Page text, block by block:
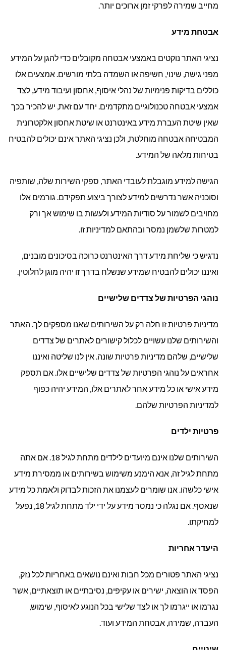
מחייב שמירה לפרקי זמן ארוכים יותר.
אבטחת מידע
נציגי האתר נוקטים באמצעי אבטחה מקובלים כדי להגן על המידע
מפני גישה, שינוי, חשיפה או השמדה בלתי מורשים. אמצעים אלו
כוללים בדיקות פנימיות של נהלי איסוף, אחסון ועיבוד מידע, לצד
אמצעי אבטחה טכנולוגיים מתקדמים. יחד עם זאת, יש להכיר בכך
שאין שיטת העברת מידע באינטרנט או שיטת אחסון אלקטרונית
המבטיחה אבטחה מוחלטת, ולכן נציגי האתר אינם יכולים להבטיח
בטיחות מלאה של המידע.
הגישה למידע מוגבלת לעובדי האתר, ספקי השירות שלה, שותפיה
וסוכניה אשר נדרשים למידע לצורך ביצוע תפקידם. גורמים אלו
מחויבים לשמור על סודיות המידע ולעשות בו שימוש אך ורק
למטרות שלשמן נמסר ובהתאם למדיניות זו.
נדגיש כי שליחת מידע דרך האינטרנט כרוכה בסיכונים מובנים,
ואיננו יכולים להבטיח שמידע שנשלח בדרך זו יהיה מוגן לחלוטין.
נוהגי הפרטיות של צדדים שלישיים
מדיניות פרטיות זו חלה רק על השירותים שאנו מספקים לך. האתר
והשירותים שלנו עשויים לכלול קישורים לאתרים של צדדים
שלישיים, שלהם מדיניות פרטיות שונה. אין לנו שליטה ואיננו
אחראים על נוהגי הפרטיות של צדדים שלישיים אלו. אם תספק
מידע אישי או כל מידע אחר לאתרים אלו, המידע יהיה כפוף
למדיניות הפרטיות שלהם.
פרטיות ילדים
השירותים שלנו אינם מיועדים לילדים מתחת לגיל 18. אם אתה
מתחת לגיל זה, אנא הימנע משימוש בשירותים או ממסירת מידע
אישי כלשהו. אנו שומרים לעצמנו את הזכות לבדוק ולאמת כל מידע
שנאסף. אם נגלה כי נמסר מידע על ידי ילד מתחת לגיל 18, נפעל
למחיקתו.
היעדר אחריות
נציגי האתר פטורים מכל חבות ואינם נושאים באחריות לכל נזק,
הפסד או הוצאה, ישירים או עקיפים, נסיבתיים או תוצאתיים, אשר
נגרמו או ייגרמו לך או לצד שלישי בכל הנוגע לאיסוף, שימוש,
העברה, שמירה, אבטחת המידע ועוד.